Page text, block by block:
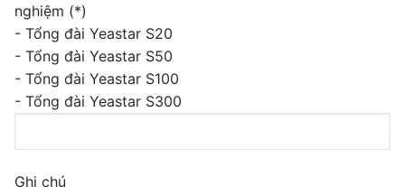
VOIP GATEWAY
FXS VoIP Gateway
FXO VoIP Gateway
nghiệm (*)
- Tổng đài Yeastar S20
- Tổng đài Yeastar S50
- Tổng đài Yeastar S100
- Tổng đài Yeastar S300
Ghi chú